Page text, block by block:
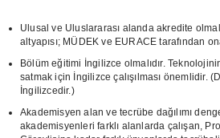
Ulusal ve Uluslararası alanda akredite
altyapısı; MÜDEK ve EURACE tarafından
Bölüm eğitimi İngilizce olmalıdır.
satmak için İngilizce çalışılması önemlidir.
İngilizcedir.)
Akademisyen alan ve tecrübe dağılımı
akademisyenleri farklı alanlarda çalışan,